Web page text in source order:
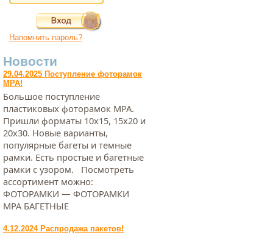
Напомнить пароль?
Новости
29.04.2025 Поступление фоторамок
МРА!
Большое поступление
пластиковых фоторамок МРА.
Пришли форматы 10х15, 15х20 и
20х30. Новые варианты,
популярные багеты и темные
рамки. Есть простые и багетные
рамки с узором. Посмотреть
ассортимент можно:
ФОТОРАМКИ — ФОТОРАМКИ
МРА БАГЕТНЫЕ
4.12.2024 Распродажа пакетов!